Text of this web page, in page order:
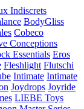
Indiscrets
BodyGliss
Cobeco
Conceptions
Essentials Eros
Fleshlight Flutschi
Intimate Intimate
Joydrops Joyride
LIEBE Toys